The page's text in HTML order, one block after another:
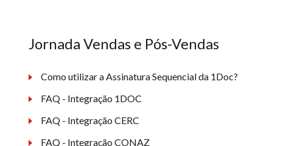
Jornada Vendas e Pós-Vendas
Como utilizar a Assinatura Sequencial da 1Doc?
FAQ - Integração 1DOC
FAQ - Integração CERC
FAQ - Integração CONAZ